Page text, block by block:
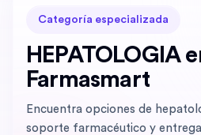
Categoría especializada
HEPATOLOGIA
Farmasmart
Encuentra opciones de
soporte farmacéutico y